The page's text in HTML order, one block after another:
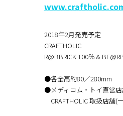
2018年2月発売予定
CRAFTHOLIC
R@BBRICK 100％ &
●各全高約80／280mm
●メディコム・トイ直営店
CRAFTHOLIC 取扱店舗(